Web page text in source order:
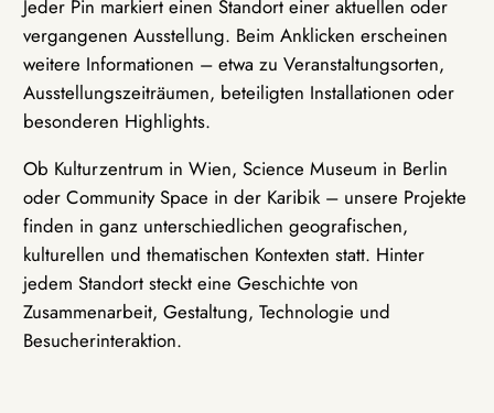
Jeder Pin markiert einen Standort einer aktuellen oder
vergangenen Ausstellung. Beim Anklicken erscheinen
weitere Informationen – etwa zu Veranstaltungsorten,
Ausstellungszeiträumen, beteiligten Installationen oder
besonderen Highlights.
Ob Kulturzentrum in Wien, Science Museum in Berlin
oder Community Space in der Karibik – unsere Projekte
finden in ganz unterschiedlichen geografischen,
kulturellen und thematischen Kontexten statt. Hinter
jedem Standort steckt eine Geschichte von
Zusammenarbeit, Gestaltung, Technologie und
Besucherinteraktion.